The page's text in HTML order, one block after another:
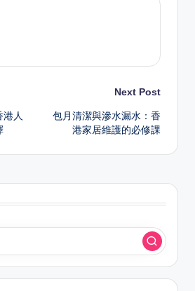
人
Next Post
包月清潔與滲水漏水：香
港家居維護的必修課